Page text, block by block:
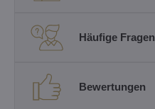
Häufige Fragen
Bewertungen